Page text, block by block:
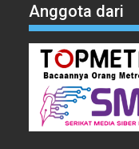
Anggota dari